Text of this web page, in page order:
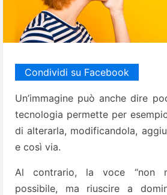
Condividi su Facebook
Un’immagine può anche dire
tecnologia permette per
di alterarla, modificandola,
e così via.
Al contrario, la voce “non
possibile, ma riuscire a